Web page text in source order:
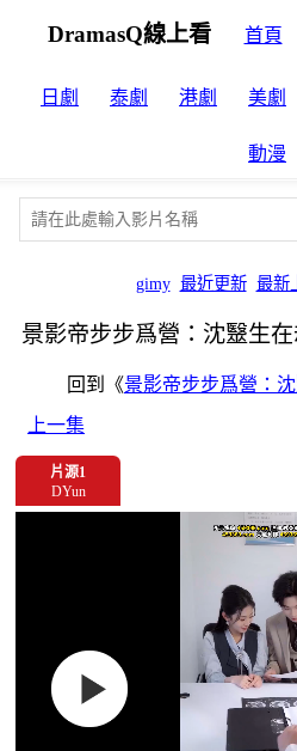
DramasQ線上看 首頁
日劇 泰劇 港劇 美劇
動漫
gimy 最近更新 最新
景影帝步步爲營：沈毉生
回到《景影帝步步爲營：
上一集
片源1
DYun